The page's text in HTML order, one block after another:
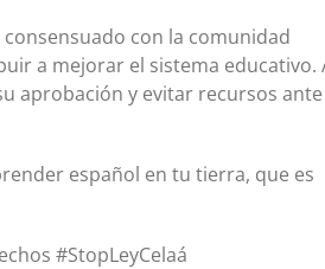
consensuado con la comunidad
a mejorar el sistema educativo.
aprobación y evitar recursos ante
español en tu tierra, que es
#StopLeyCelaá